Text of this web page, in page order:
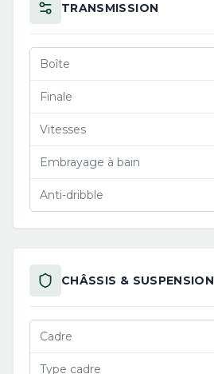
TRANSMISSION
Boîte
Finale
Vitesses
Embrayage à bain
Anti-dribble
CHÂSSIS & SUSPENSION
Cadre
Type cadre